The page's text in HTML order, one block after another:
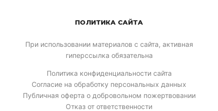
ПОЛИТИКА САЙТА
При использовании материалов с сайта, активная
гиперссылка обязательна
Политика конфиденциальности сайта
Согласие на обработку персональных данных
Публичная оферта о добровольном пожертвовании
Отказ от ответственности